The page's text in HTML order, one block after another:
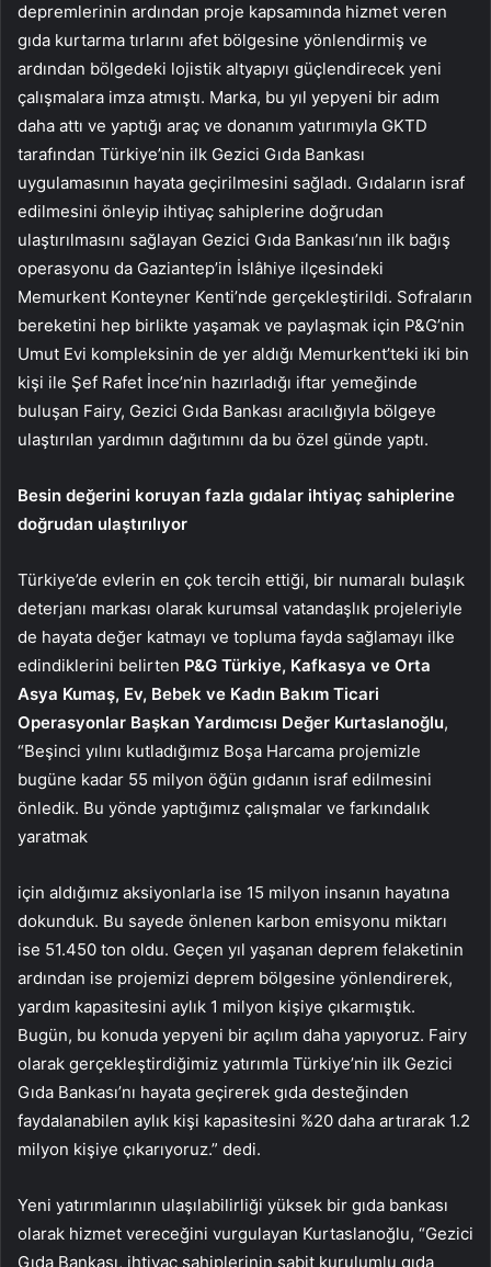
depremlerinin ardından proje kapsamında hizmet veren
gıda kurtarma tırlarını afet bölgesine yönlendirmiş ve
ardından bölgedeki lojistik altyapıyı güçlendirecek yeni
çalışmalara imza atmıştı. Marka, bu yıl yepyeni bir adım
daha attı ve yaptığı araç ve donanım yatırımıyla GKTD
tarafından Türkiye’nin ilk Gezici Gıda Bankası
uygulamasının hayata geçirilmesini sağladı. Gıdaların israf
edilmesini önleyip ihtiyaç sahiplerine doğrudan
ulaştırılmasını sağlayan Gezici Gıda Bankası’nın ilk bağış
operasyonu da Gaziantep’in İslâhiye ilçesindeki
Memurkent Konteyner Kenti’nde gerçekleştirildi. Sofraların
bereketini hep birlikte yaşamak ve paylaşmak için P&G’nin
Umut Evi kompleksinin de yer aldığı Memurkent’teki iki bin
kişi ile Şef Rafet İnce’nin hazırladığı iftar yemeğinde
buluşan Fairy, Gezici Gıda Bankası aracılığıyla bölgeye
ulaştırılan yardımın dağıtımını da bu özel günde yaptı.
Besin değerini koruyan fazla gıdalar ihtiyaç sahiplerine
doğrudan ulaştırılıyor
Türkiye’de evlerin en çok tercih ettiği, bir numaralı bulaşık
deterjanı markası olarak kurumsal vatandaşlık projeleriyle
de hayata değer katmayı ve topluma fayda sağlamayı ilke
edindiklerini belirten P&G Türkiye, Kafkasya ve Orta
Asya Kumaş, Ev, Bebek ve Kadın Bakım Ticari
Operasyonlar Başkan Yardımcısı Değer Kurtaslanoğlu,
“Beşinci yılını kutladığımız Boşa Harcama projemizle
bugüne kadar 55 milyon öğün gıdanın israf edilmesini
önledik. Bu yönde yaptığımız çalışmalar ve farkındalık
yaratmak
için aldığımız aksiyonlarla ise 15 milyon insanın hayatına
dokunduk. Bu sayede önlenen karbon emisyonu miktarı
ise 51.450 ton oldu. Geçen yıl yaşanan deprem felaketinin
ardından ise projemizi deprem bölgesine yönlendirerek,
yardım kapasitesini aylık 1 milyon kişiye çıkarmıştık.
Bugün, bu konuda yepyeni bir açılım daha yapıyoruz. Fairy
olarak gerçekleştirdiğimiz yatırımla Türkiye’nin ilk Gezici
Gıda Bankası’nı hayata geçirerek gıda desteğinden
faydalanabilen aylık kişi kapasitesini %20 daha artırarak 1.2
milyon kişiye çıkarıyoruz.” dedi.
Yeni yatırımlarının ulaşılabilirliği yüksek bir gıda bankası
olarak hizmet vereceğini vurgulayan Kurtaslanoğlu, “Gezici
Gıda Bankası, ihtiyaç sahiplerinin sabit kurulumlu gıda